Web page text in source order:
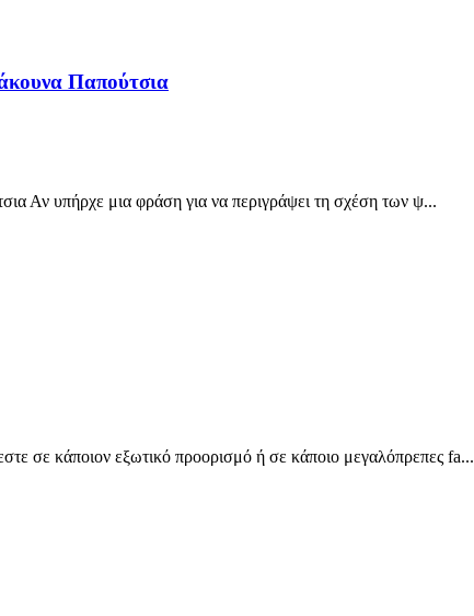
Παπούτσια
Αν υπήρχε μια φράση για να περιγράψει τη σχέση των ψ...
σε κάποιον εξωτικό προορισμό ή σε κάποιο μεγαλόπρεπες fa...